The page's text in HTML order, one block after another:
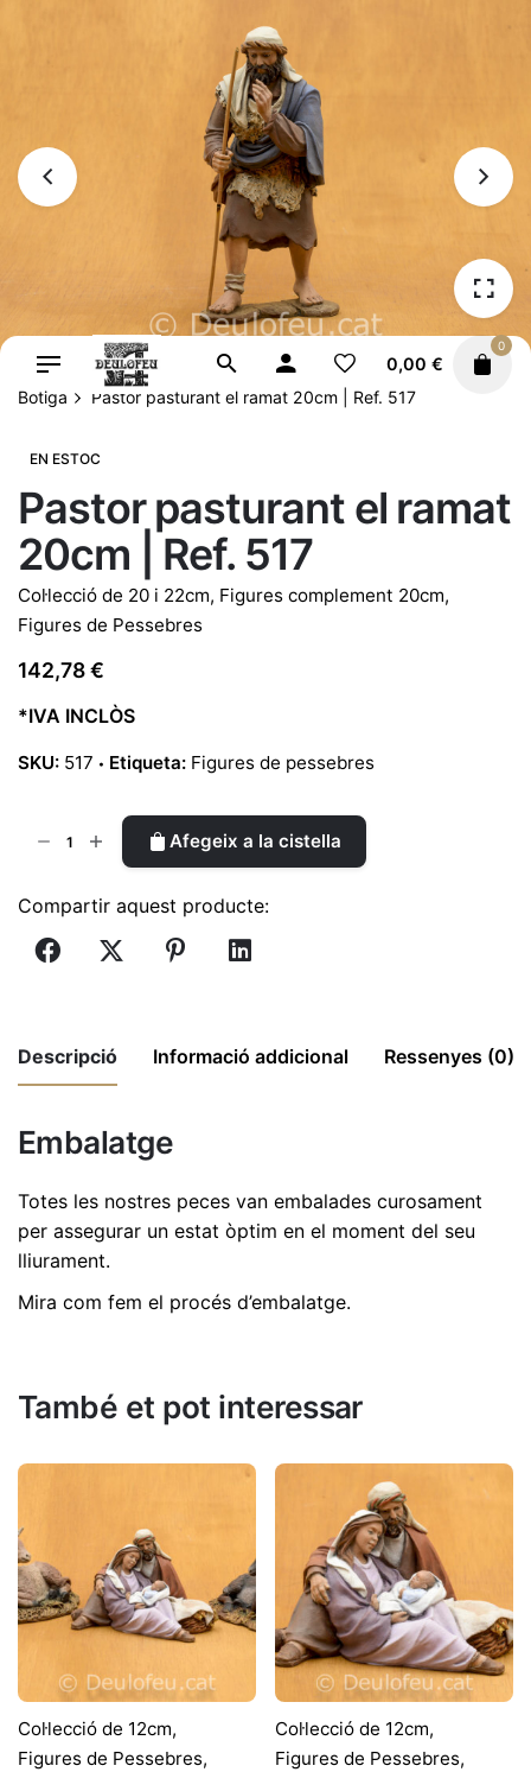
0,00 €
0
Botiga Pastor pasturant el ramat 20cm | Ref. 517
EN ESTOC
Pastor pasturant el ramat
20cm | Ref. 517
Col·lecció de 20 i 22cm, Figures complement 20cm,
Figures de Pessebres
142,78€
*IVA INCLÒS
SKU: 517 Etiqueta: Figures de pessebres
pasturant
Ref.
Afegeix a la cistella
Compartir aquest producte:
Descripció Informació addicional Ressenyes (0)
Embalatge
Totes les nostres peces van embalades curosament
per assegurar un estat òptim en el moment del seu
lliurament.
Mira com fem el procés d’embalatge.
Dimensions 18 cm
el ramat 20cm | Ref. 517"
L'adreça electrònica no es publicarà.
Nom*
També et pot interessar
Col·lecció de 12cm,
Figures de Pessebres,
Col·lecció de 12cm,
Figures de Pessebres,